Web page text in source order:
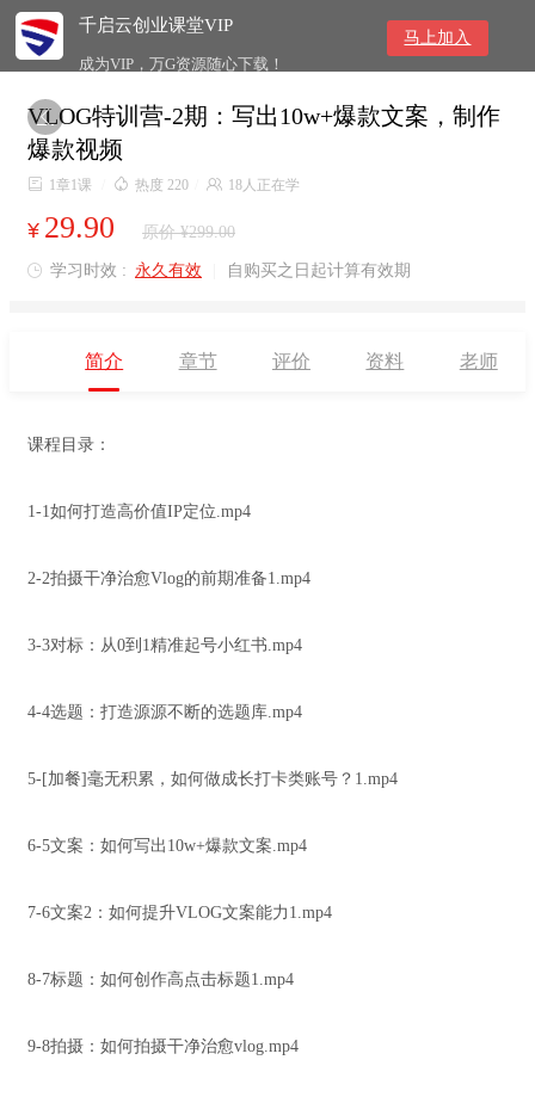
千启云创业课堂VIP
成为VIP，万G资源随心下载！
马上加入

VLOG特训营-2期：写出10w+爆款文案，制作
爆款视频
 1章1课  热度 220  18人正在学
¥ 29.90 原价 ¥299.00
 学习时效 : 永久有效 自购买之日起计算有效期
简介 章节 评价 资料 老师
课程目录：
1-1如何打造高价值IP定位.mp4
2-2拍摄干净治愈Vlog的前期准备1.mp4
3-3对标：从0到1精准起号小红书.mp4
4-4选题：打造源源不断的选题库.mp4
5-[加餐]毫无积累，如何做成长打卡类账号？1.mp4
6-5文案：如何写出10w+爆款文案.mp4
7-6文案2：如何提升VLOG文案能力1.mp4
8-7标题：如何创作高点击标题1.mp4
9-8拍摄：如何拍摄干净治愈vlog.mp4